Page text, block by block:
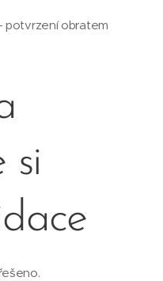
potvrzení obratem
si